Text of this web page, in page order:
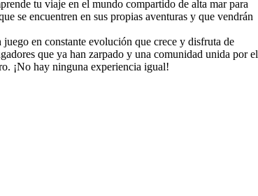
tu viaje en el mundo compartido de alta mar para
se encuentren en sus propias aventuras y que vendrán
en constante evolución que crece y disfruta de
que ya han zarpado y una comunidad unida por el
¡No hay ninguna experiencia igual!